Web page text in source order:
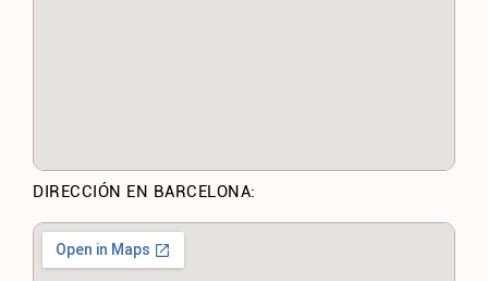
DIRECCIÓN EN BARCELONA: